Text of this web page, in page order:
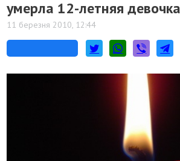
умерла 12-летняя девочка
11 березня 2010, 12:44